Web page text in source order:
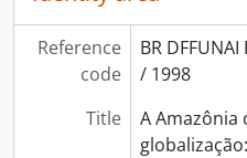
Reference
code
BR DFFUNAI
/ 1998
Title
A Amazônia